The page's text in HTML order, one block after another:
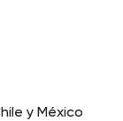
y México